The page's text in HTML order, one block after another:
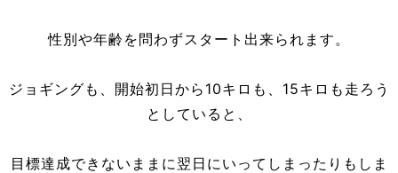
性別や年齢を問わずスタート出来られます。
ジョギングも、開始初日から10キロも、15キロも走ろう
としていると、
目標達成できないままに翌日にいってしまったりもしま